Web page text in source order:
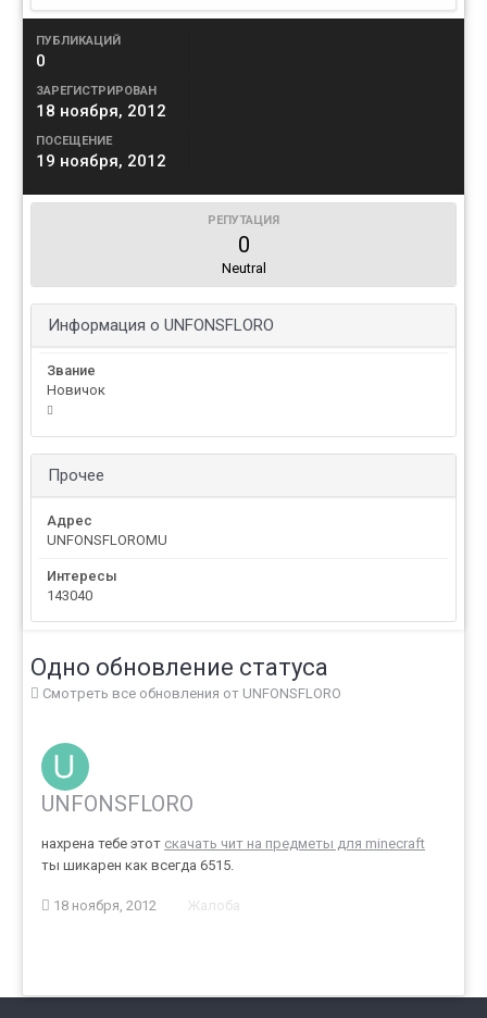
ПУБЛИКАЦИЙ
0
ЗАРЕГИСТРИРОВАН
18 ноября, 2012
ПОСЕЩЕНИЕ
19 ноября, 2012
РЕПУТАЦИЯ
0
Neutral
Информация о UNFONSFLORO
Звание
Новичок
Прочее
Адрес
UNFONSFLOROMU
Интересы
143040
Одно обновление статуса
Смотреть все обновления от UNFONSFLORO
UNFONSFLORO
нахрена тебе этот скачать чит на предметы для minecraft
ты шикарен как всегда 6515.
18 ноября, 2012 Жалоба